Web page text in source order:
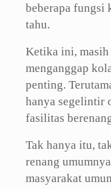
beberapa fungsi
tahu.
Ketika ini,
menganggap
penting.
hanya segelintir
fasilitas
Tak hanya itu,
renang
masyarakat